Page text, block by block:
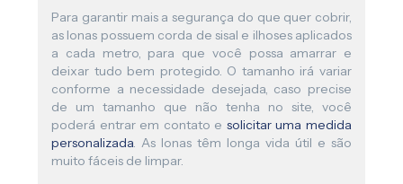
Para garantir mais a segurança do que quer cobrir,
as lonas possuem corda de sisal e ilhoses aplicados
a cada metro, para que você possa amarrar e
deixar tudo bem protegido. O tamanho irá variar
conforme a necessidade desejada, caso precise
de um tamanho que não tenha no site, você
poderá entrar em contato e solicitar uma medida
personalizada. As lonas têm longa vida útil e são
muito fáceis de limpar.